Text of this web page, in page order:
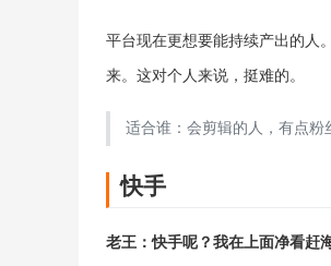
平台现在更想要能持续产出的人
来。这对个人来说，挺难的。
适合谁：会剪辑的人，有点粉
快手
老王：快手呢？我在上面净看赶